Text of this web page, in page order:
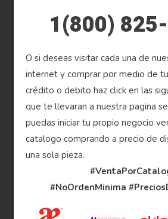
1(800)
O si deseas visitar cada una de
internet y comprar por medio de
crédito o debito haz click en las
que te llevaran a nuestra pagina
puedas iniciar tu propio negocio
catalogo comprando a precio de
una sola pieza.
#NoOrdenMinima